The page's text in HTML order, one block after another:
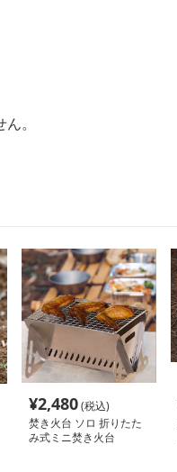
。
¥2,480(税込)
焚き火台 ソロ 折りたた
み式ミニ焚き火台